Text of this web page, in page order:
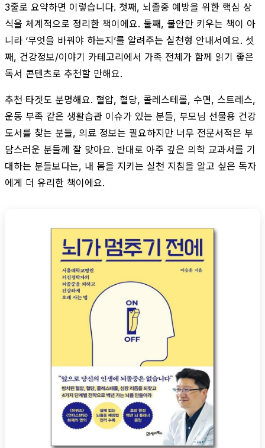
3줄로 요약하면 이렇습니다. 첫째, 뇌졸중 예방을 위한 핵심 상
식을 체계적으로 정리한 책이에요. 둘째, 불안만 키우는 책이 아
니라 ‘무엇을 바꿔야 하는지’를 알려주는 실천형 안내서예요. 셋
째, 건강정보/이야기 카테고리에서 가족 전체가 함께 읽기 좋은
독서 콘텐츠로 추천할 만해요.
추천 타겟도 분명해요. 혈압, 혈당, 콜레스테롤, 수면, 스트레스,
운동 부족 같은 생활습관 이슈가 있는 분들, 부모님 선물용 건강
도서를 찾는 분들, 의료 정보는 필요하지만 너무 전문서적은 부
담스러운 분들께 잘 맞아요. 반대로 아주 깊은 의학 교과서를 기
대하는 분들보다는, 내 몸을 지키는 실천 지침을 알고 싶은 독자
에게 더 유리한 책이에요.